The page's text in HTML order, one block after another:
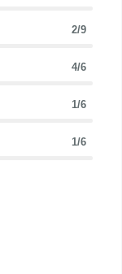
2/9
4/6
1/6
1/6